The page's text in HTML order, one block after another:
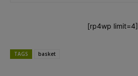
[rp4wp limit=4]
TAGS basket